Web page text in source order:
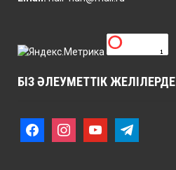
БІЗ ӘЛЕУМЕТТІК ЖЕЛІЛЕРДЕ